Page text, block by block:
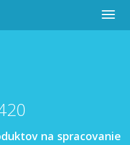
na spracovanie